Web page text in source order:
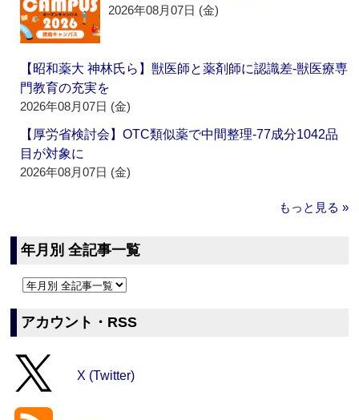
2026年08月07日 (金)
【昭和薬大 神林氏ら】獣医師と薬剤師に認識差‐獣医療専
門教育の充実を
2026年08月07日 (金)
【厚労省検討会】OTC類似薬で中間整理‐77成分1042品
目が対象に
2026年08月07日 (金)
もっと見る »
年月別 全記事一覧
アカウント・RSS
X (Twitter)